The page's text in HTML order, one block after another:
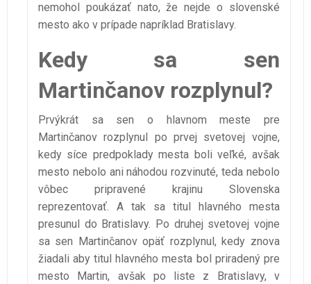
nemohol poukázať nato, že nejde o slovenské
mesto ako v prípade napríklad Bratislavy.
Kedy sa sen
Martinčanov rozplynul?
Prvýkrát sa sen o hlavnom meste pre
Martinčanov rozplynul po prvej svetovej vojne,
kedy síce predpoklady mesta boli veľké, avšak
mesto nebolo ani náhodou rozvinuté, teda nebolo
vôbec pripravené krajinu Slovenska
reprezentovať. A tak sa titul hlavného mesta
presunul do Bratislavy. Po druhej svetovej vojne
sa sen Martinčanov opäť rozplynul, kedy znova
žiadali aby titul hlavného mesta bol priradený pre
mesto Martin, avšak po liste z Bratislavy, v